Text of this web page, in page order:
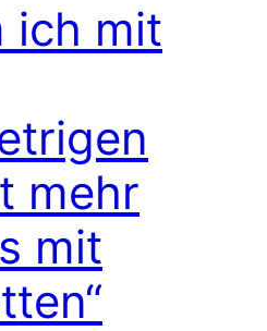
ich mit
mehr
mit